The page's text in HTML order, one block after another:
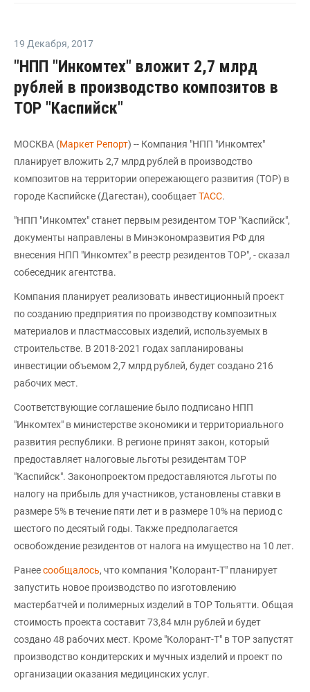
19 Декабря, 2017
"НПП "Инкомтех" вложит 2,7 млрд
рублей в производство композитов в
ТОР "Каспийск"
МОСКВА (Маркет Репорт) -- Компания "НПП "Инкомтех"
планирует вложить 2,7 млрд рублей в производство
композитов на территории опережающего развития (ТОР) в
городе Каспийске (Дагестан), сообщаетТАСС.
"НПП "Инкомтех" станет первым резидентом ТОР "Каспийск",
документы направлены в Минэкономразвития РФ для
внесения НПП "Инкомтех" в реестр резидентов ТОР", - сказал
собеседник агентства.
Компания планирует реализовать инвестиционный проект
по созданию предприятия по производству композитных
материалов и пластмассовых изделий, используемых в
строительстве. В 2018-2021 годах запланированы
инвестиции объемом 2,7 млрд рублей, будет создано 216
рабочих мест.
Соответствующие соглашение было подписано НПП
"Инкомтех" в министерстве экономики и территориального
развития республики. В регионе принят закон, который
предоставляет налоговые льготы резидентам ТОР
"Каспийск". Законопроектом предоставляются льготы по
налогу на прибыль для участников, установлены ставки в
размере 5% в течение пяти лет и в размере 10% на период с
шестого по десятый годы. Также предполагается
освобождение резидентов от налога на имущество на 10 лет.
Ранеесообщалось, что компания "Колорант-Т" планирует
запустить новое производство по изготовлению
мастербатчей и полимерных изделий в ТОР Тольятти. Общая
стоимость проекта составит 73,84 млн рублей и будет
создано 48 рабочих мест. Кроме "Колорант-Т" в ТОР запустят
производство кондитерских и мучных изделий и проект по
организации оказания медицинских услуг.